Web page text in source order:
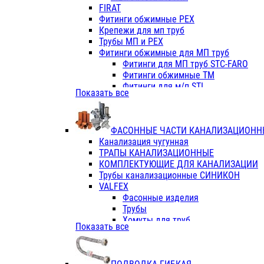
Фитинги ПП белые
Фитинги ПП белые
Фитинги ППс металл.белые
VALFEX
Трубы PE-RT
Трубы ПП водопровод белые
Трубы ПП водопровод серые
Трубы армированные
Трубы армированные
Фитинги с металл. серые
Фитинги ПП (серые)
Фитинги ПП белые
Краны
Фитинги ПП (белые)
Фитинги ПП с металлом белые
ПК КОНТУР
Краны полипропиленовые
Трубы полипропиленивые
FIRAT
Фитинги обжимные PEX
Крепежи для мп труб
Трубы МП и PEX
Фитинги обжимные для МП труб
Фитинги для МП труб STC-FARO
Фитинги обжимные ТМ
Фитинги для м/п STI
Фитинги для МП труб TITAN
TK
VALFEX
Показать все
ФАСОННЫЕ ЧАСТИ
Канализация чугунная
ТРАПЫ КАНАЛИЗАЦИОННЫЕ
КОМПЛЕКТУЮЩИЕ ДЛЯ КАНАЛИЗАЦИИ
Трубы канализационные СИНИКОН
VALFEX
Фасонные изделия
Трубы
Хомуты для труб
ПВХ (стройполимер)
Показать все